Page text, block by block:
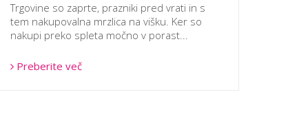
Trgovine so zaprte, prazniki pred vrati in s
tem nakupovalna mrzlica na višku. Ker so
nakupi preko spleta močno v porast...
Preberite več